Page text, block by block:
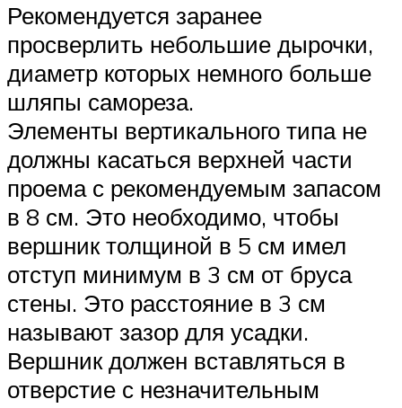
Рекомендуется заранее
просверлить небольшие дырочки,
диаметр которых немного больше
шляпы самореза.
Элементы вертикального типа не
должны касаться верхней части
проема с рекомендуемым запасом
в 8 см. Это необходимо, чтобы
вершник толщиной в 5 см имел
отступ минимум в 3 см от бруса
стены. Это расстояние в 3 см
называют зазор для усадки.
Вершник должен вставляться в
отверстие с незначительным